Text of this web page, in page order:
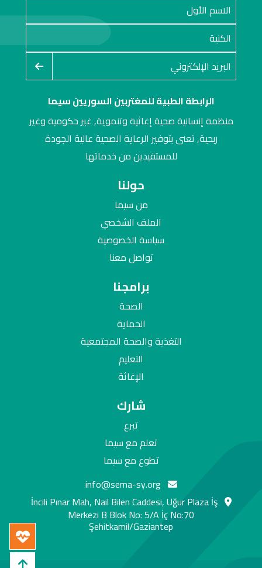
الرابطة الطبية للمغتربين السوريين سيما
منظمة إنسانية صحية إغاثية وتنموية, غير حكومية وغير
ربحية, تعنى بتوفير الرعاية الصحية عالية الجودة
للمستفيدين من خدماتها
info@sema-sy.org
İncili Pınar Mah, Nail Bilen Caddesi, Uğur Plaza İş
Merkezi B Blok No: 5/A İç No:70
Şehitkamil/Gaziantep
حولنا
من سيما
الملف الشخصي
سياسة الخصوصية
تواصل معنا
برامجنا
الصحة
الحماية
التغذية والصحة المجتمعية
التعليم
الإغاثة
شارك
تبرع
تعلم مع سيما
تطوع مع سيما